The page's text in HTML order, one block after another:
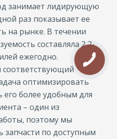
занимает лидирующую
раз показывает ее
на рынке. В течении
составляла 2,2-
ежегодно.
оптимизировать
его более удобным для
– один из
поэтому мы
запчасти по доступным